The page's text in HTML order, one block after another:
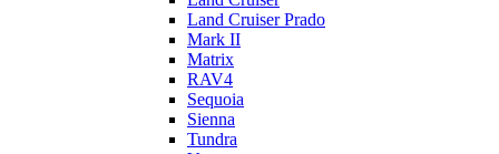
Land Cruiser Prado
Mark II
Matrix
RAV4
Sequoia
Sienna
Tundra